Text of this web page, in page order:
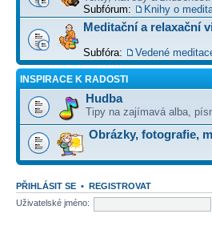
Subfórum:
Knihy o
Meditační a relaxační
Subfóra: Vedené
INSPIRACE K RADOSTI
Hudba
Tipy na zajímavá alba,
Obrázky, fotografie,
PŘIHLÁSIT SE • REGISTROVAT
Uživatelské jméno: